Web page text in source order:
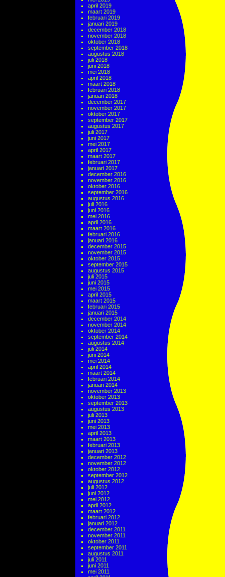
april 2019
maart 2019
februari 2019
januari 2019
december 2018
november 2018
oktober 2018
september 2018
augustus 2018
juli 2018
juni 2018
mei 2018
april 2018
maart 2018
februari 2018
januari 2018
december 2017
november 2017
oktober 2017
september 2017
augustus 2017
juli 2017
juni 2017
mei 2017
april 2017
maart 2017
februari 2017
januari 2017
december 2016
november 2016
oktober 2016
september 2016
augustus 2016
juli 2016
juni 2016
mei 2016
april 2016
maart 2016
februari 2016
januari 2016
december 2015
november 2015
oktober 2015
september 2015
augustus 2015
juli 2015
juni 2015
mei 2015
april 2015
maart 2015
februari 2015
januari 2015
december 2014
november 2014
oktober 2014
september 2014
augustus 2014
juli 2014
juni 2014
mei 2014
april 2014
maart 2014
februari 2014
januari 2014
november 2013
oktober 2013
september 2013
augustus 2013
juli 2013
juni 2013
mei 2013
april 2013
maart 2013
februari 2013
januari 2013
december 2012
november 2012
oktober 2012
september 2012
augustus 2012
juli 2012
juni 2012
mei 2012
april 2012
maart 2012
februari 2012
januari 2012
december 2011
november 2011
oktober 2011
september 2011
augustus 2011
juli 2011
juni 2011
mei 2011